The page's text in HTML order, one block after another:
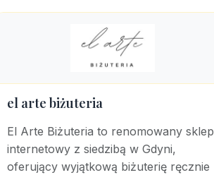
el arte biżuteria
El Arte Biżuteria to renomowany sklep
internetowy z siedzibą w Gdyni,
oferujący wyjątkową biżuterię ręcznie